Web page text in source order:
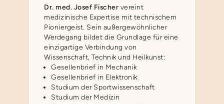
Dr. med. Josef Fischer vereint
medizinische Expertise mit technischem
Pioniergeist. Sein außergewöhnlicher
Werdegang bildet die Grundlage für eine
einzigartige Verbindung von
Wissenschaft, Technik und Heilkunst:
Gesellenbrief in Mechanik
Gesellenbrief in Elektronik
Studium der Sportwissenschaft
Studium der Medizin